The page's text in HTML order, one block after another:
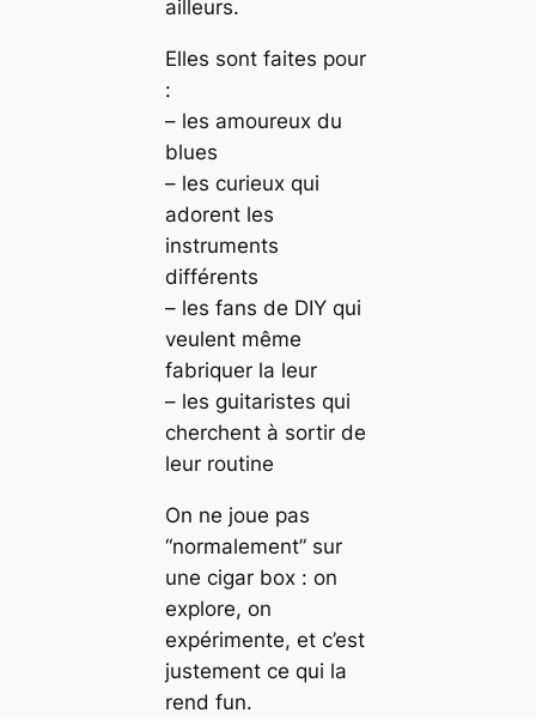
ailleurs.
Elles sont faites pour
:
– les amoureux du
blues
– les curieux qui
adorent les
instruments
différents
– les fans de DIY qui
veulent même
fabriquer la leur
– les guitaristes qui
cherchent à sortir de
leur routine
On ne joue pas
“normalement” sur
une cigar box : on
explore, on
expérimente, et c’est
justement ce qui la
rend fun.